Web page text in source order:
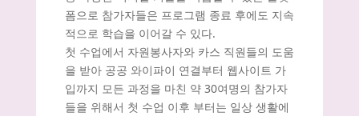
폼으로 참가자들은 프로그램 종료 후에도 지속
적으로 학습을 이어갈 수 있다.
첫 수업에서 자원봉사자와 카스 직원들의 도움
을 받아 공공 와이파이 연결부터 웹사이트 가
입까지 모든 과정을 마친 약 30여명의 참가자
들을 위해서 첫 수업 이후 부터는 일상 생활에